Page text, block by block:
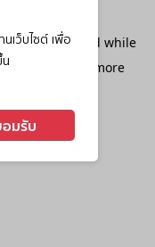
เว็บไซต์ เพื่อ
น
มรับ
has occurred while
console
for more